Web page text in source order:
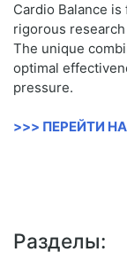
Cardio Balance
rigorous
The unique
optimal
pressure.
>>> ПЕРЕЙТИ
Разделы: